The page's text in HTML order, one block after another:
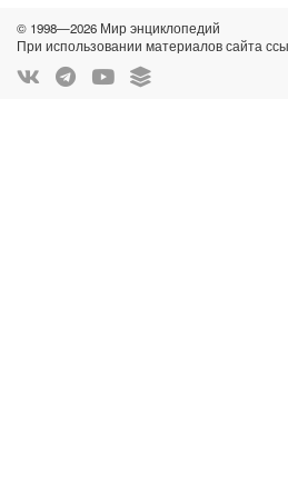
© 1998—2026 Мир энциклопедий
При использовании материалов сайта